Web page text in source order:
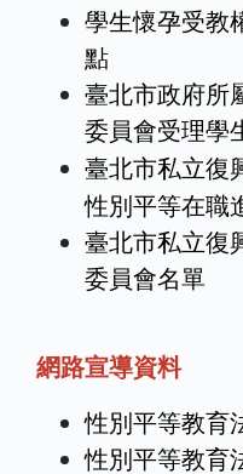
學生懷孕受教
點
臺北市政府所
委員會受理學
臺北市私立復
性別平等在職
臺北市私立復
委員會名單
網路宣導資料
性別平等教育
性別平等教育